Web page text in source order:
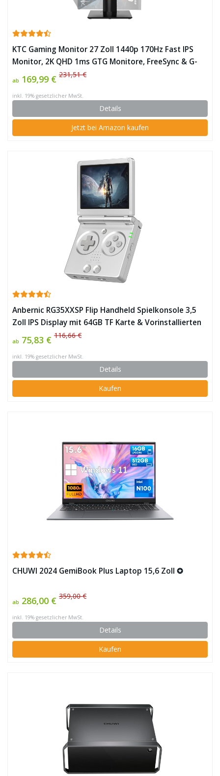
KTC Gaming Monitor 27 Zoll 1440p 170Hz Fast IPS
Monitor, 2K QHD 1ms GTG Monitore, FreeSync & G-
Sync 131%sRGB HDR10 Vertikaler PC Bildschirm,
Schwenken Neigen Höhe Pivot einstellbar
HDMI/DP/USB, H27T22 ✪
ab 169,99 € 231,51 €
inkl. 19% gesetzlicher MwSt.
Details
Jetzt bei Amazon kaufen
Anbernic RG35XXSP Flip Handheld Spielkonsole 3,5
Zoll IPS Display mit 64GB TF Karte & Vorinstallierten
Spielen ✪
ab 75,83 € 116,66 €
inkl. 19% gesetzlicher MwSt.
Details
Kaufen
CHUWI 2024 GemiBook Plus Laptop 15,6 Zoll ✪
ab 286,00 € 359,00 €
inkl. 19% gesetzlicher MwSt.
Details
Kaufen